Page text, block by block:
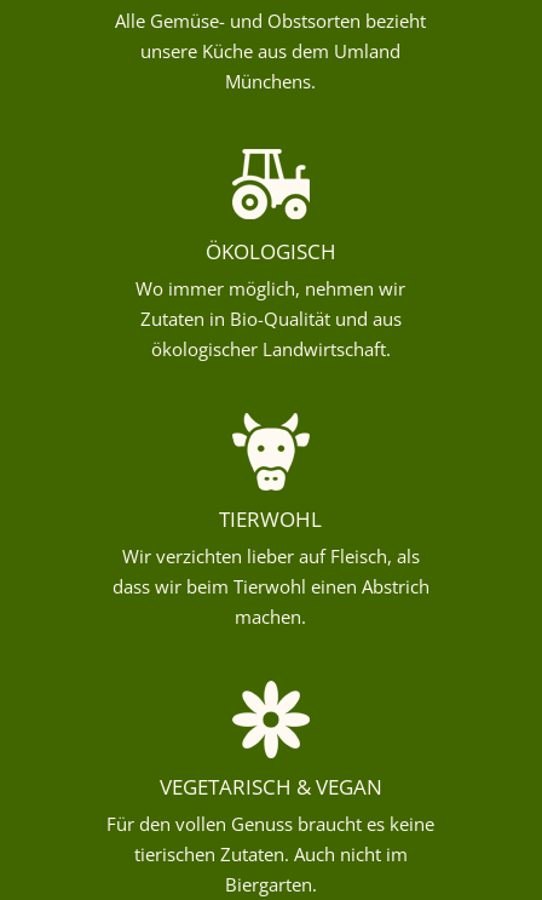
Alle Gemüse- und Obstsorten bezieht
unsere Küche aus dem Umland
Münchens.
ÖKOLOGISCH
Wo immer möglich, nehmen wir
Zutaten in Bio-Qualität und aus
ökologischer Landwirtschaft.
TIERWOHL
Wir verzichten lieber auf Fleisch, als
dass wir beim Tierwohl einen Abstrich
machen.
VEGETARISCH & VEGAN
Für den vollen Genuss braucht es keine
tierischen Zutaten. Auch nicht im
Biergarten.